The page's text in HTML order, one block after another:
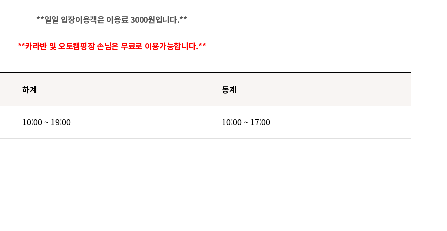
**일일 입장이용객은 이용료 3000원입니다.**
**카라반 및 오토캠핑장 손님은 무료로 이용가능합니다.**
하계 동계
10:00 ~ 19:00 10:00 ~ 17:00